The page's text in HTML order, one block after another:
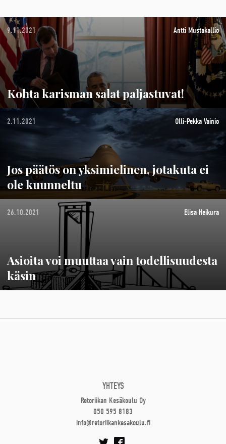
9.11.2021 Antti Mustakallio
Kohta karisman salat paljastuvat!
2.11.2021 Olli-Pekka Vainio
Jos päätös on yksimielinen, jotakuta ei
ole kuunneltu
26.10.2021 Elisa Heikura
Asioita voi muuttaa vain todellisuudesta
käsin
YHTEYS
Retoriikan Kesäkoulu Oy
050 595 8183
info@retoriikankesakoulu.fi